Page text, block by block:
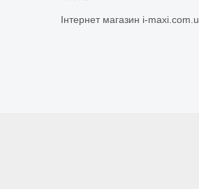
Інтернет магазин i-